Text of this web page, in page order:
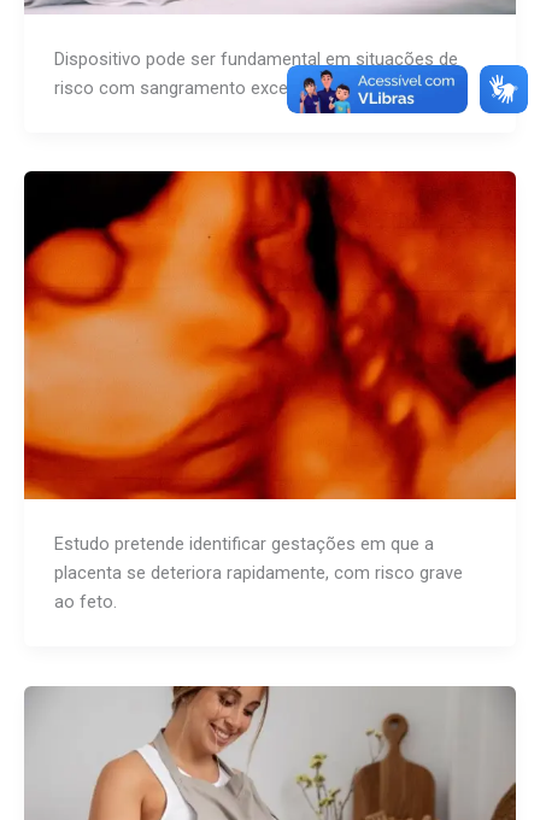
Dispositivo pode ser fundamental em situações de
risco com sangramento excessivo.
Estudo pretende identificar gestações em que a
placenta se deteriora rapidamente, com risco grave
ao feto.